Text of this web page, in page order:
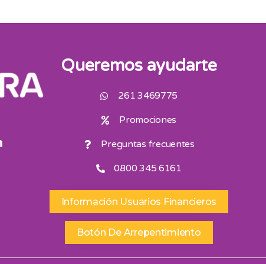
Queremos ayudarte
261 3469775
Promociones
Preguntas frecuentes
0800 345 6161
Información Usuarios Financieros
Botón De Arrepentimiento
Horario De Atencion
Sábados 9:00 A 13:00